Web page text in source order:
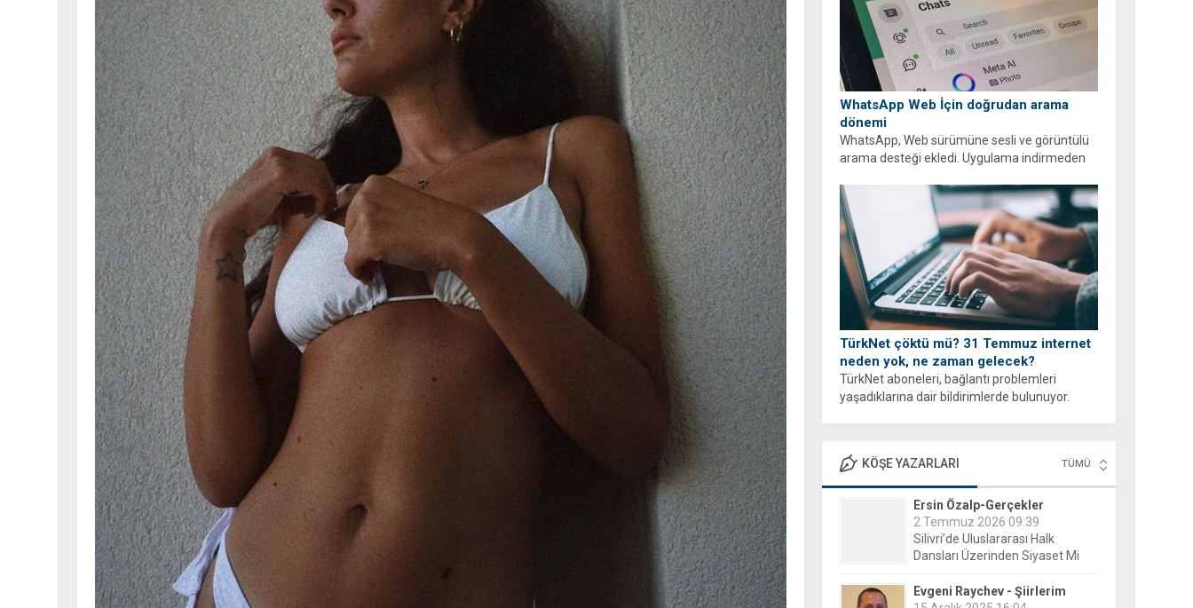
WhatsApp Web İçin doğrudan arama
dönemi
WhatsApp, Web sürümüne sesli ve görüntülü
arama desteği ekledi. Uygulama indirmeden
yapabilirsiniz.
TürkNet çöktü mü? 31 Temmuz internet
neden yok, ne zaman gelecek?
TürkNet aboneleri, bağlantı problemleri
yaşadıklarına dair bildirimlerde bulunuyor.
durumu öğrenmeye...
KÖŞE YAZARLARI TÜMÜ
Evgeni Raychev - Şiirlerim
15 Aralık 2025 16:04
Yorgun
Hayri Günel-Halk Günü